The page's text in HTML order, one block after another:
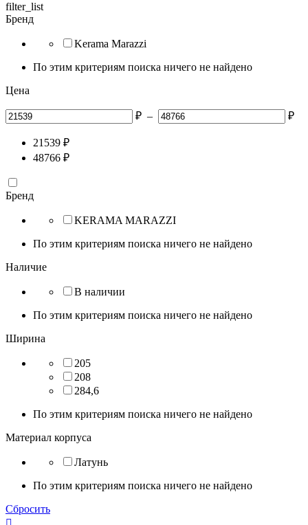
filter_list
Бренд
Kerama Marazzi
По этим критериям поиска ничего не найдено
Цена
₽ – ₽
21539 ₽
48766 ₽
Бренд
KERAMA MARAZZI
По этим критериям поиска ничего не найдено
Наличие
В наличии
По этим критериям поиска ничего не найдено
Ширина
205
208
284,6
По этим критериям поиска ничего не найдено
Материал корпуса
Латунь
По этим критериям поиска ничего не найдено
Сбросить